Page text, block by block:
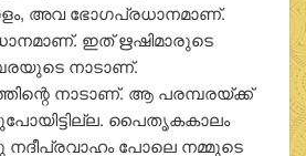
അവ ഭോഗപ്രധാനമാണ്.
ഇത് ഋഷിമാരുടെ
നാടാണ്.
നാടാണ്. ആ പരമ്പരയ്ക്ക്
പൈതൃകകാലം
നദീപ്രവാഹം പോലെ നമ്മുടെ